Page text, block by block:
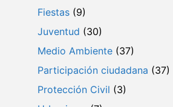
Fiestas (9)
Juventud (30)
Medio Ambiente (37)
Participación ciudadana (37)
Protección Civil (3)